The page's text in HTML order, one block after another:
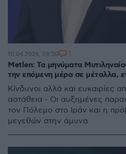
Μetlen: Τα μηνύματα
την επόμενη μέρα σε μέταλλα,
Κίνδυνοι αλλά και ευκαιρίες
αστάθεια - Οι αυξημένες
τον Πόλεμο στο Ιράν και η
μεγεθών στην άμυνα
10.04.2026, 08:50 1